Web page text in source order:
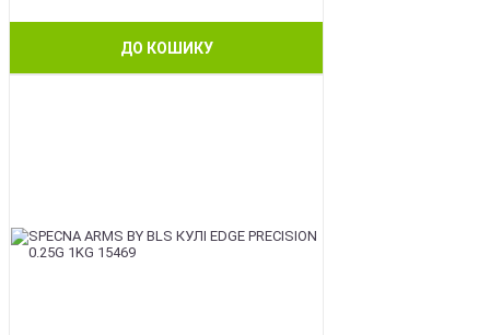
ДО КОШИКУ